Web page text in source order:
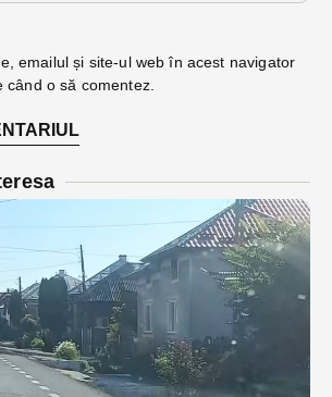
emailul și site-ul web în acest navigator
când o să comentez.